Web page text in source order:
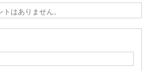
はありません。